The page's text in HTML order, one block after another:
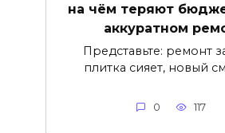
на чём теряют
аккуратном
Представьте: ремонт
плитка сияет, новый
0 117